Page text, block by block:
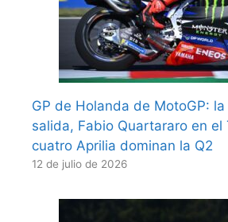
GP de Holanda de MotoGP:
salida, Fabio Quartararo en el
cuatro Aprilia dominan la Q2
12 de julio de 2026